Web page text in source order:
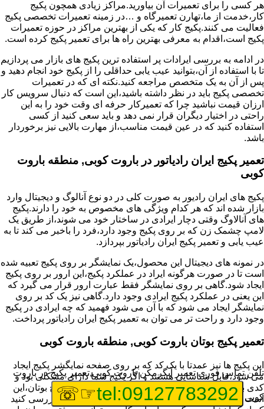
هر کسی را برای تعمیرات آن بیاورید.مراکز زیادی همچون پکیج
کار،خدمت از ما،تهارن تعمیرگاه و …در زمینه تعمیرات تخصصی پکیج
فعالیت می کنند.پکیج کار که یکی از بهترین مراکز در حوزه تعمیرات
پکیج است،اقدام به معرفی بهترین راه ها برای تعمیر پکیج کرده است.
در ادامه به بررسی ایرادات پر استفاده ترین پکیج های بازار می پردازیم
تا با استفاده از آن،بتوانید عیب یابی حداقلی را از پکیج خود انجام دهید و
پس از آن به یک متخصص مراجعه کنید.نکته ای که در تعمیرات
تخصصی پکیج باید در نظر داشته باشید،این است که دنبال سرویس کار
ارزان قیمت نباشید چرا که تعمیرکار حرفه ای وقت خود را به این
راحتی در اختیار دیگران قرار نمی دهد و باید سعی کنید از کسی
استفاده کنید که در عین قیمت مناسب،از مهارت بالایی نیز برخوردار
باشد.
تعمیر پکیج ایران رادیاتور در باروت کوبی, منطقه باروت
کوبی
پکیج های ایران رادیور به صورت کلی در دو نوع آنالوگ و دیجیتال وارد
بازار شده اند که هر کدام ویژگی های مخصوص به خود را دارند.پکیج
های آنالاوگ وقتی دچار ایرادی در ساختار خود می شوند،از طریق یک
لامپ چشمک زن که بر روی پکیج وجود دارد،فرد را باخبر می کند تا به
عیب یابی و تعمیر پکیج ایران رادیاتور بپردازد.
در نمونه های دیجیتال این محصول،یک نمایشگر بر روی پکیج تعبیه شده
است تا در صورت هرگونه ایراد در عملکرد پکیج،این ارور بر روی پکیج
ایجاد شود.گاهی بر روی نمایشگر فقط عبارت ارور قرار می گیرد که
این یعنی در عملکرد پکیج ایرادی وجود دارد.گاهی نیز یک کد بر روی
نمایشگر ایجاد می شود که با آن می شود فهمید که چه ایرادی در پکیج
وجود دارد و راحت تر می توان به تعمیر پکیج ایران رادیاتور پرداخت.
تعمیر پکیج بوتان باروت کوبی, منطقه باروت کوبی
این پکیج ها نیز عمدتا با یک کد که بر روی صفحه نمایگشر پکیج ایجاد
می شود،قابل شناسایی هستند و اگر پکیج شما دارای مشکلی بود و
کدی برای شما نمایش داده شد،اولین کار برای تعمیر پکیج بوتان،این
است که عیب یابی انجام دهید و ایرادی که وجود دارد را بررسی کنید
تلفن تماس فوریتعمیر آبگرمکن باروت کوبی,تعمیر پکیج در باروت
کوبی tel:09127783292
☞☏